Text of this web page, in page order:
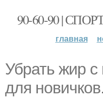
90-60-90 |
главная
Убрать жир с
для новичков.